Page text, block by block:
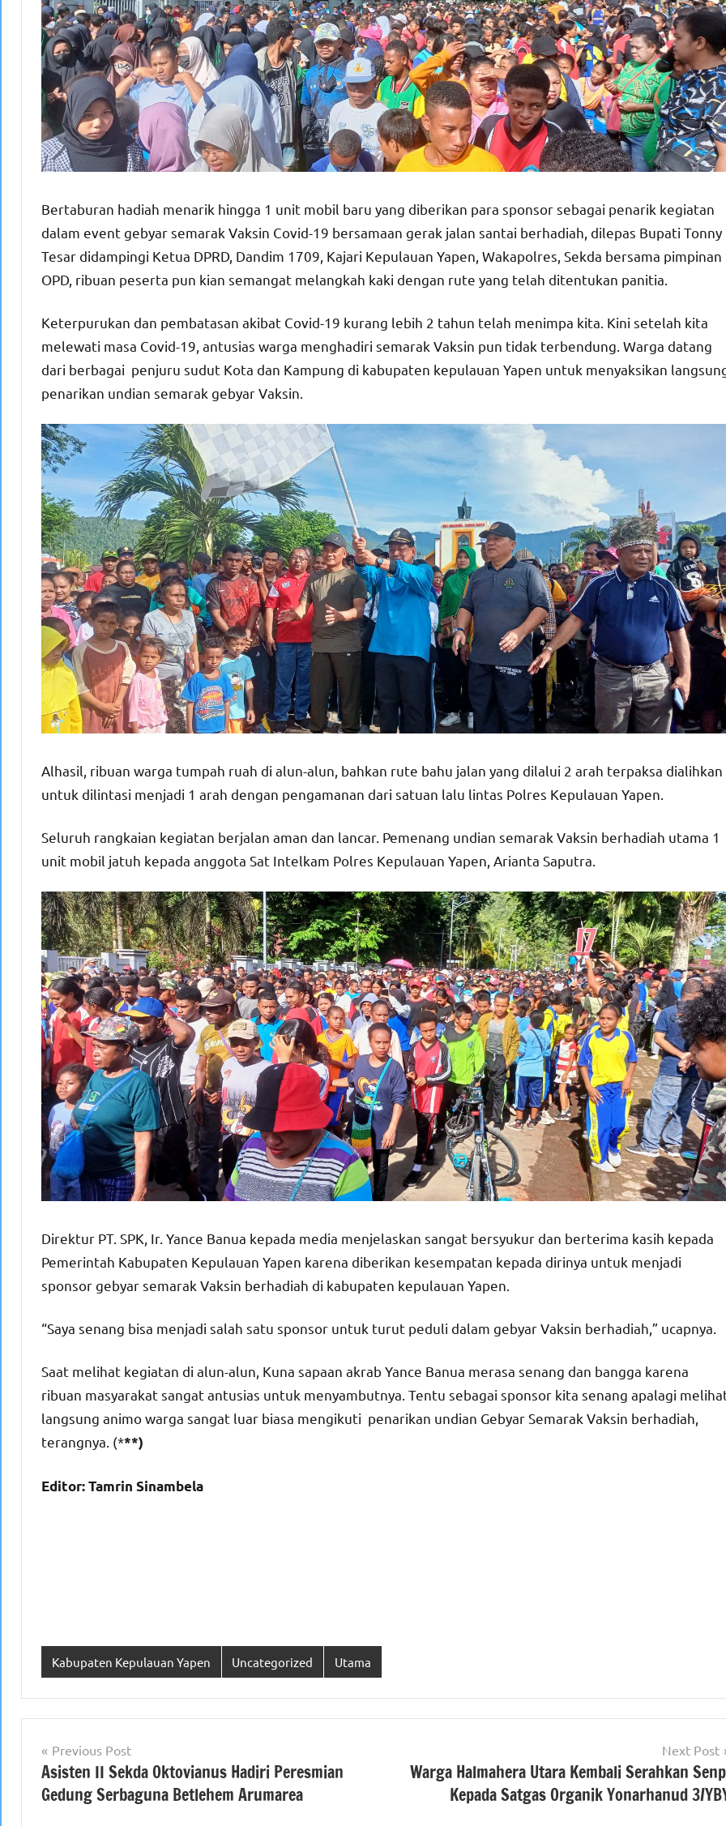
Bertaburan hadiah menarik hingga 1 unit mobil baru yang diberikan para sponsor sebagai penarik kegiatan
dalam event gebyar semarak Vaksin Covid-19 bersamaan gerak jalan santai berhadiah, dilepas Bupati Tonny
Tesar didampingi Ketua DPRD, Dandim 1709, Kajari Kepulauan Yapen, Wakapolres, Sekda bersama pimpinan
OPD, ribuan peserta pun kian semangat melangkah kaki dengan rute yang telah ditentukan panitia.
Keterpurukan dan pembatasan akibat Covid-19 kurang lebih 2 tahun telah menimpa kita. Kini setelah kita
melewati masa Covid-19, antusias warga menghadiri semarak Vaksin pun tidak terbendung. Warga datang
dari berbagai penjuru sudut Kota dan Kampung di kabupaten kepulauan Yapen untuk menyaksikan
penarikan undian semarak gebyar Vaksin.
Alhasil, ribuan warga tumpah ruah di alun-alun, bahkan rute bahu jalan yang dilalui 2 arah terpaksa dialihkan
untuk dilintasi menjadi 1 arah dengan pengamanan dari satuan lalu lintas Polres Kepulauan Yapen.
Seluruh rangkaian kegiatan berjalan aman dan lancar. Pemenang undian semarak Vaksin berhadiah utama 1
unit mobil jatuh kepada anggota Sat Intelkam Polres Kepulauan Yapen, Arianta Saputra.
Direktur PT. SPK, Ir. Yance Banua kepada media menjelaskan sangat bersyukur dan berterima kasih kepada
Pemerintah Kabupaten Kepulauan Yapen karena diberikan kesempatan kepada dirinya untuk menjadi
sponsor gebyar semarak Vaksin berhadiah di kabupaten kepulauan Yapen.
“Saya senang bisa menjadi salah satu sponsor untuk turut peduli dalam gebyar Vaksin berhadiah,” ucapnya.
Saat melihat kegiatan di alun-alun, Kuna sapaan akrab Yance Banua merasa senang dan bangga karena
ribuan masyarakat sangat antusias untuk menyambutnya. Tentu sebagai sponsor kita senang apalagi
langsung animo warga sangat luar biasa mengikuti penarikan undian Gebyar Semarak Vaksin berhadiah,
terangnya. (***)
Editor: Tamrin Sinambela
Kabupaten Kepulauan Yapen Uncategorized Utama
Navigasi
pos
Previous Post
Asisten II Sekda Oktovianus Hadiri Peresmian
Gedung Serbaguna Betlehem Arumarea
Next Post
Warga Halmahera Utara Kembali Serahkan
Kepada Satgas Organik Yonarhanud 3/